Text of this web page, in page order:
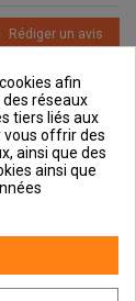
Rédiger un avis
afin
réseaux
tiers liés aux
vous offrir des
ainsi que des
ainsi que